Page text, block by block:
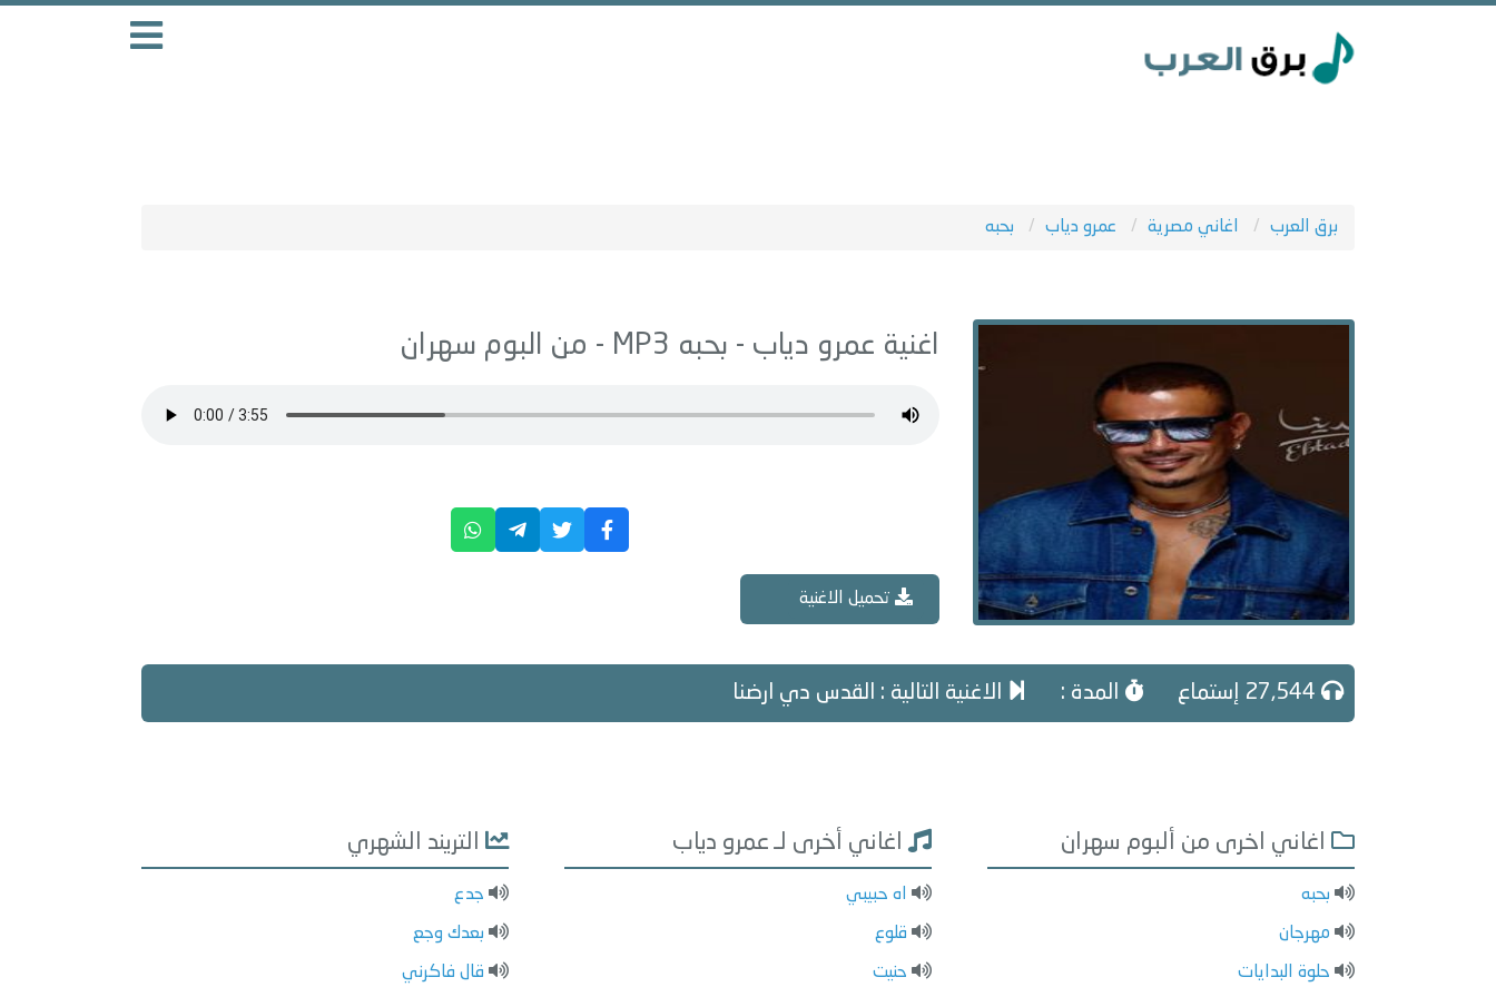
برق العرب اغاني مصرية عمرو دياب بحبه
اغنية عمرو دياب - بحبه سهران
تحميل الاغنية
المدة : الاغنية التالية : القدس دي ارضنا
اغاني اخرى من ألبوم سهران
بحبه
مهرجان
حلوة البدايات
اغاني أخرى لـ عمرو دياب
اه حبيبي
قلوع
حنيت
التريند الشهري
جدع
بعدك وجع
قال فاكرني